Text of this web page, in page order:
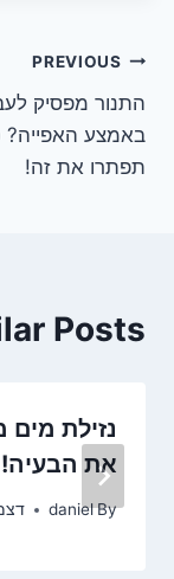
ניווט
PREVIOUS
התנור מפסיק
באמצע האפייה?
תפתרו את זה!
Posts
נזילת
את הבעיה!
By
daniel דצמבר